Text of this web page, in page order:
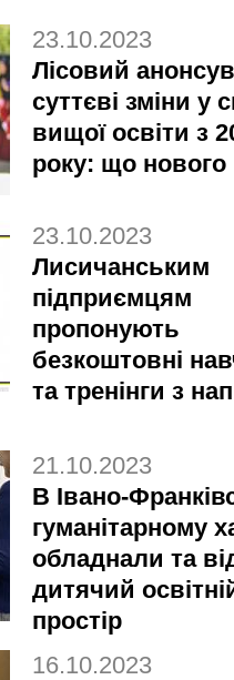
23.10.2023
Лісовий
суттєві зміни у
вищої освіти з
року: що нового
23.10.2023
Лисичанським
підприємцям
пропонують
безкоштовні
та тренінги з
21.10.2023
В Івано-
гуманітарному
обладнали та
дитячий
простір
16.10.2023